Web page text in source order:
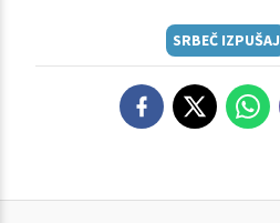
SRBEČ IZPUŠAJ